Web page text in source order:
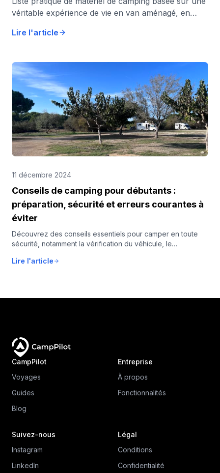
véritable expérience de vie en van aménagé, en
Lire l'article
11 décembre 2024
Conseils de camping pour débutants :
préparation, sécurité et erreurs courantes à
éviter
Découvrez des conseils essentiels pour camper en toute
sécurité, notamment la vérification du véhicule, le
l'itinéraire et les erreurs courantes à éviter. Partez pour ton
Lire l'article
CampPilot
Voyages
Guides
Blog
Entreprise
À propos
Fonctionnalités
Suivez-nous
Instagram
LinkedIn
Légal
Conditions
Confidentialité